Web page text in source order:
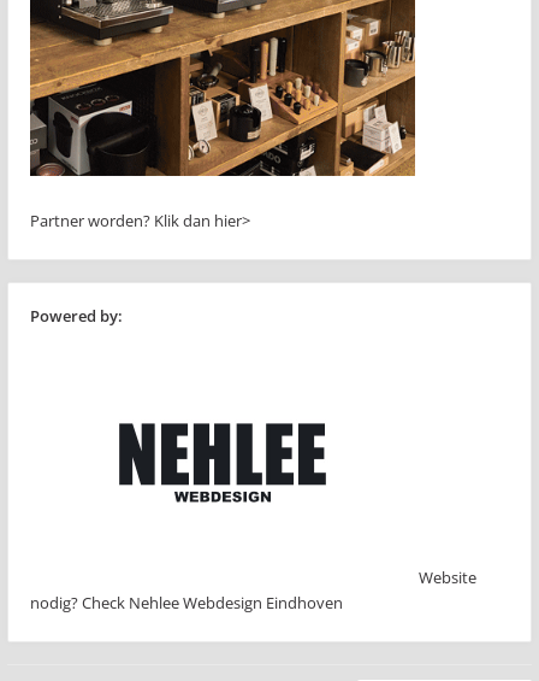
Partner worden? Klik dan hier>
Powered by:
Website
nodig? Check Nehlee Webdesign Eindhoven